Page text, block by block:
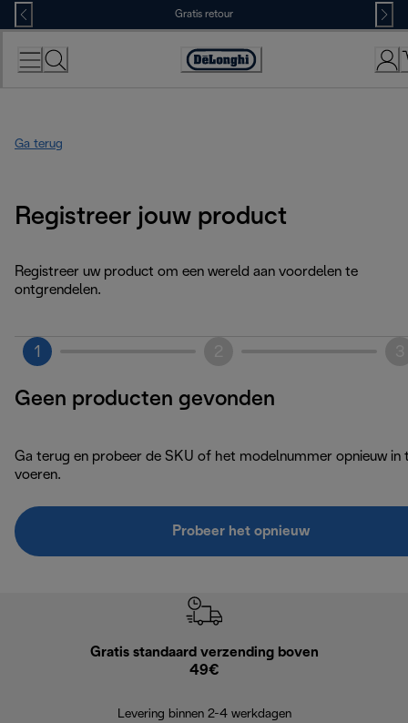
Skip
to
Content
Gratis retour
Accessibility
Ga terug
Registreer jouw product
Registreer uw product om een wereld aan voordelen te
ontgrendelen.
1
Geen producten gevonden
Ga terug en probeer de SKU of het modelnummer opnieuw in
voeren.
Probeer het opnieuw
Gratis standaard verzending boven
49€
Levering binnen 2-4 werkdagen